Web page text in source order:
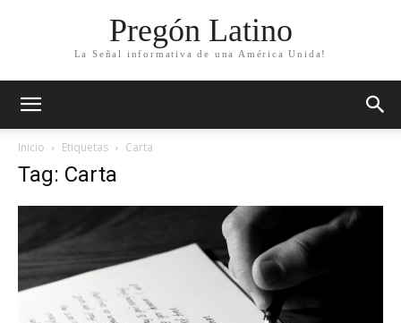
Pregón Latino
La Señal informativa de una América Unida!
Inicio Etiquetas Carta
Tag: Carta